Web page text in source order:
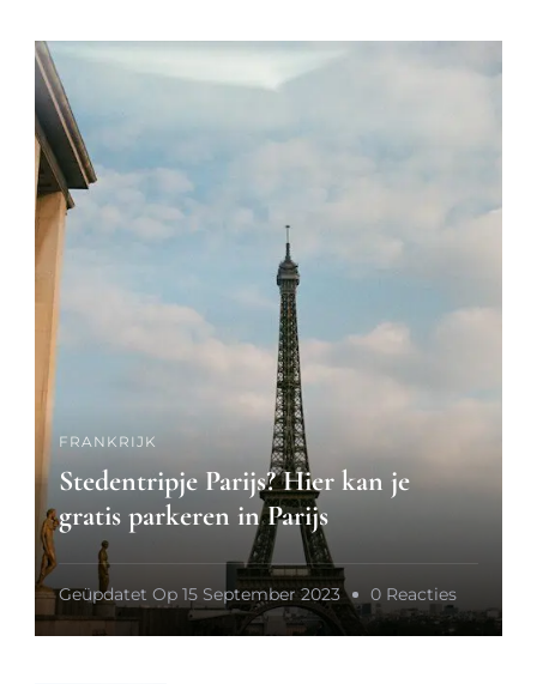
Naar
Zuid-
FRANKRIJK
Stedentripje Parijs? Hier kan je
gratis parkeren in Parijs
Geüpdatet Op 15 September 2023 0 ReactiesOp